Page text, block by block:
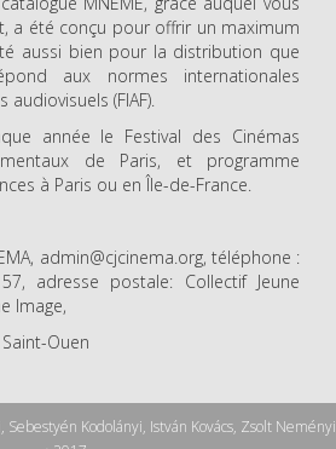
a été conçu pour offrir un maximum
aussi bien pour la distribution que
aux normes internationales
(FIAF).
année le Festival des Cinémas
de Paris, et programme
à Paris ou en Île-de-France.
admin@cjcinema.org, téléphone :
adresse postale: Collectif Jeune
Image,
Ouen
Kodolányi, István Kovács, Zsolt Neményi